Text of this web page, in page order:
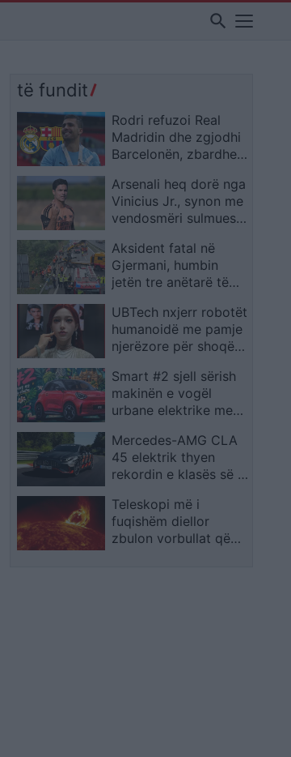
search
të fundit
Rodri refuzoi Real
Madridin dhe zgjodhi
Barcelonën, zbardhen
Arsenali heq dorë nga
Vinicius Jr., synon me
vendosmëri sulmuesin
Aksident fatal në
Gjermani, humbin
jetën tre anëtarë të
Ferizaji që po
ktheheshin nga
Kosova
UBTech nxjerr robotët
humanoidë me pamje
njerëzore për shoqëri
Smart #2 sjell sërish
makinën e vogël
urbane elektrike me
Mercedes-AMG CLA
45 elektrik thyen
rekordin e klasës së tij
Teleskopi më i
fuqishëm diellor
zbulon vorbullat që